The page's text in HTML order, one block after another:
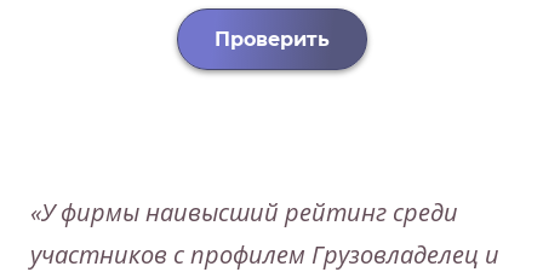
Проверить
«У фирмы наивысший рейтинг среди
участников с профилем Грузовладелец и